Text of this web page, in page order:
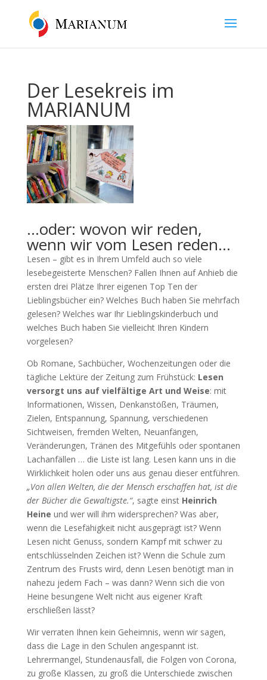
Der Lesekreis im
MARIANUM
…oder: wovon wir reden,
wenn wir vom Lesen reden…
Lesen – gibt es in Ihrem Umfeld auch so viele
lesebegeisterte Menschen? Fallen Ihnen auf Anhieb die
ersten drei Plätze Ihrer eigenen Top Ten der
Lieblingsbücher ein? Welches Buch haben Sie mehrfach
gelesen? Welches war Ihr Lieblingskinderbuch und
welches Buch haben Sie vielleicht Ihren Kindern
vorgelesen?
Ob Romane, Sachbücher, Wochenzeitungen oder die
tägliche Lektüre der Zeitung zum Frühstück: Lesen
versorgt uns auf vielfältige Art und Weise: mit
Informationen, Wissen, Denkanstößen, Träumen,
Zielen, Entspannung, Spannung, verschiedenen
Sichtweisen, fremden Welten, Neuanfängen,
Veränderungen, Tränen des Mitgefühls oder spontanen
Lachanfällen … die Liste ist lang. Lesen kann uns in die
Wirklichkeit holen oder uns aus genau dieser entführen.
„Von allen Welten, die der Mensch erschaffen hat, ist die
der Bücher die Gewaltigste.“, sagte einst Heinrich
Heine und wer will ihm widersprechen? Was aber,
wenn die Lesefähigkeit nicht ausgeprägt ist? Wenn
Lesen nicht Genuss, sondern Kampf mit schwer zu
entschlüsselnden Zeichen ist? Wenn die Schule zum
Zentrum des Frusts wird, denn Lesen benötigt man in
nahezu jedem Fach – was dann? Wenn sich die von
Heine besungene Welt nicht aus eigener Kraft
erschließen lässt?
Wir verraten Ihnen kein Geheimnis, wenn wir sagen,
dass die Lage in den Schulen angespannt ist.
Lehrermangel, Stundenausfall, die Folgen von Corona,
zu große Klassen, zu groß die Unterschiede zwischen